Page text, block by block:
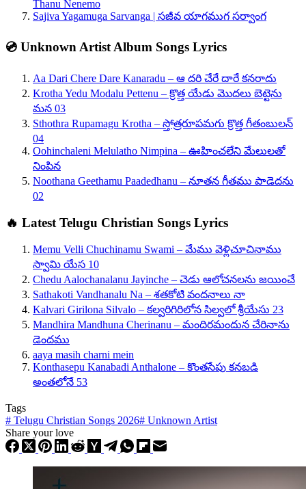
Thanu Nenemo
Sajiva Yagamuga Sarvanga | సజీవ యాగముగ సర్వాంగ
💿 Unknown Artist Album Songs Lyrics
Aa Dari Chere Dare Kanaradu – ఆ దరి చేరే దారే కనరాదు
Krotha Yedu Modalu Pettenu – క్రొత్త యేడు మొదలు బెట్టెను
మన 03
Sthothra Rupamagu Krotha – స్తోత్రరూపమగు క్రొత్త గీతంబులన్
04
Oohinchaleni Melulatho Nimpina – ఊహించలేని మేలులతో
నింపిన
Noothana Geethamu Paadedhanu – నూతన గీతము పాడెదను
02
🔥 Latest Telugu Christian Songs Lyrics
Memu Velli Chuchinamu Swami – మేము వెళ్లిచూచినాము
స్వామి యేస 10
Chedu Aalochanalanu Jayinche – చెడు ఆలోచనలను జయించే
Sathakoti Vandhanalu Na – శతకోటి వందనాలు నా
Kalvari Girilona Silvalo – కల్వరిగిరిలోన సిల్వలో శ్రీయేసు 23
Mandhira Mandhuna Cherinanu – మందిరమందున చేరినాను
డెందము
aaya masih charni mein
Konthasepu Kanabadi Anthalone – కొంతసేపు కనబడి
అంతలోనే 53
Tags
# Telugu Christian Songs 2026# Unknown Artist
Share your love